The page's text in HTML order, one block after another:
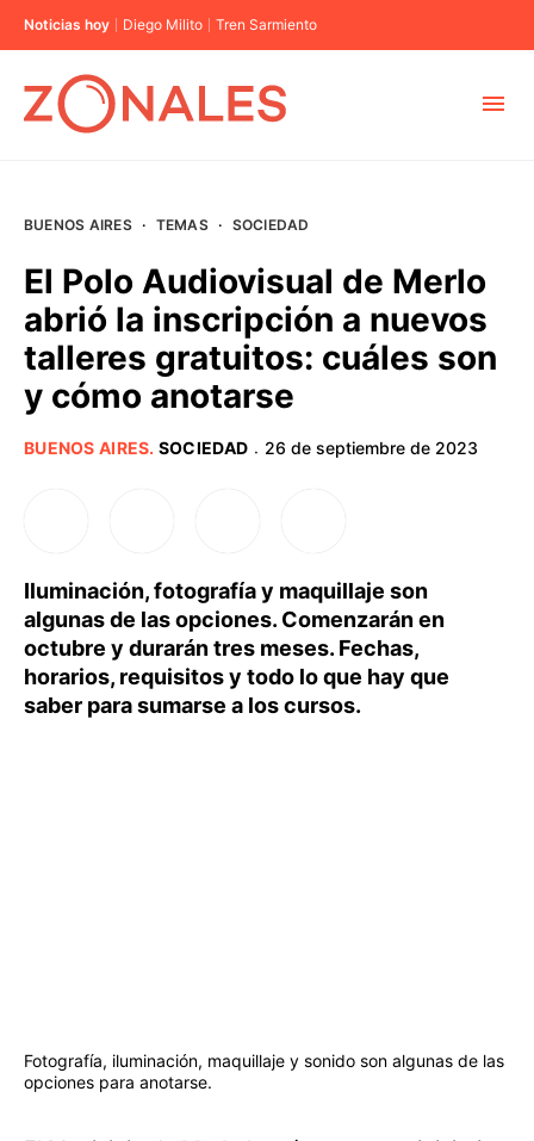
Noticias hoy Diego Milito Tren Sarmiento
BUENOS AIRES
PROVINCIAS
BUENOS AIRES · TEMAS · SOCIEDAD
El Polo Audiovisual de Merlo
abrió la inscripción a nuevos
talleres gratuitos: cuáles son
y cómo anotarse
BUENOS AIRES. SOCIEDAD · 26 de septiembre de 2023
Iluminación, fotografía y maquillaje son
algunas de las opciones. Comenzarán en
octubre y durarán tres meses. Fechas,
horarios, requisitos y todo lo que hay que
saber para sumarse a los cursos.
Fotografía, iluminación, maquillaje y sonido son algunas de las
opciones para anotarse.